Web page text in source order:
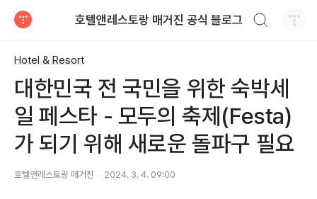
호텔앤레스토랑 매거진 공식 블로그
Hotel & Resort
대한민국 전 국민을 위한 숙박세
일 페스타 - 모두의 축제(Festa)
가 되기 위해 새로운 돌파구 필요
호텔앤레스토랑 매거진 2024. 3. 4. 09:00